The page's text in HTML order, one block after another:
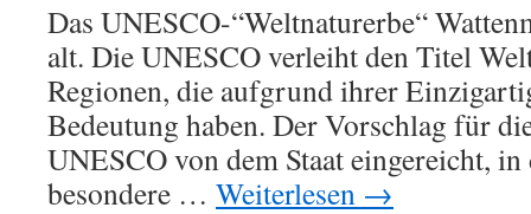
Das UNESCO-“Weltnaturerbe“
alt. Die UNESCO verleiht den Titel
Regionen, die aufgrund ihrer
Bedeutung haben. Der Vorschlag für
UNESCO von dem Staat eingereicht,
besondere … Weiterlesen →